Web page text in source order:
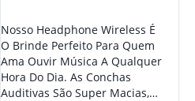
Nosso Headphone Wireless É
O Brinde Perfeito Para Quem
Ama Ouvir Música A Qualquer
Hora Do Dia. As Conchas
Auditivas São Super Macias,